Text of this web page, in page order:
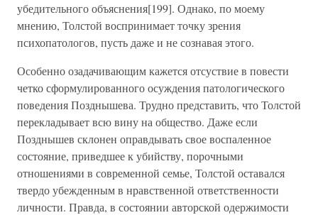
убедительного объяснения[199]. Однако, по моему
мнению, Толстой воспринимает точку зрения
психопатологов, пусть даже и не сознавая этого.
Особенно озадачивающим кажется отсуствие в повести
четко сформулированного осуждения патологического
поведения Позднышева. Трудно представить, что Толстой
перекладывает всю вину на общество. Даже если
Позднышев склонен оправдывать свое воспаленное
состояние, приведшее к убийству, порочными
отношениями в современной семье, Толстой оставался
твердо убежденным в нравственной ответственности
личности. Правда, в состоянии авторской одержимости